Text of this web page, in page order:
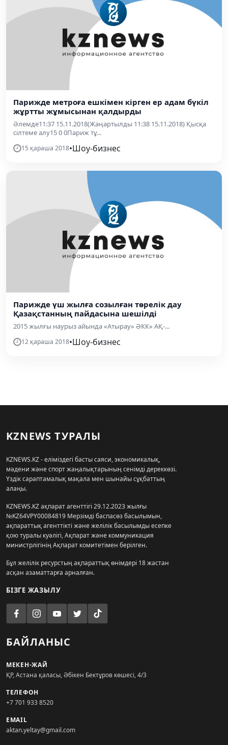
Парижде метроға ешкімен кірген ер адам бүкіл
жұртты жұмысынан қалдырды
Әлемде11:37 15.11.2018(Жаңартылды 11:38 15.11.2018) Қысқа
сілтеме алу15 0 0Париж тұ...
15 қараша 2018•Шоу-бизнес
Парижде үш жылға созылған төрелік дау
Қазақстанның пайдасына шешілді
2015 жылғы наурыз айында «Атырау» ӘКК» АҚ-...
12 қараша 2018•Шоу-бизнес
KZNEWS ТУРАЛЫ
KZNEWS.KZ - еліміздегі басты саяси, экономикалық,
мәдени және спорт жаңалықтарының сенімді дереккөзі.
Үздік сараптамалық мақала мен шынайы сұқбаттың
алаңы.
KZNEWS.KZ ақпарат агенттігі 29.12.2023 жылғы
№KZ64VPY00084819 Мерзімді баспасөз басылымын,
ақпараттық агенттікті және желілік басылымды есепке
қою туралы куәлігі, Ақпарат және коммуникация
министрлігінің Ақпарат комитетімен берілген.
Бұл желілік ресурстың ақпараттық өнімдері 18 жастан
асқан азаматтарға арналған.
БІЗГЕ ЖАЗЫЛУ
БАЙЛАНЫС
МЕКЕН-ЖАЙ
ҚР, Астана қаласы, Әбікен Бектұров көшесі, 4/3
ТЕЛЕФОН
+7 701 933 8520
EMAIL
aktan.yeltay@gmail.com